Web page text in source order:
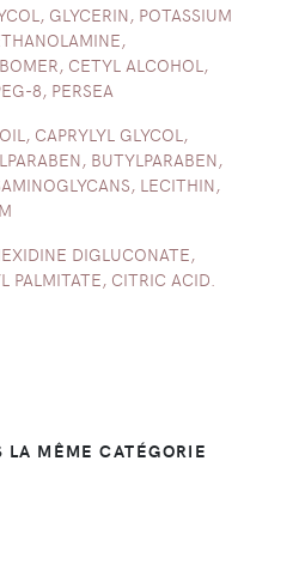
GLYCERIN, POTASSIUM
CETYL ALCOHOL,
8, PERSEA
CAPRYLYL GLYCOL,
BUTYLPARABEN,
LECITHIN,
DIGLUCONATE,
PALMITATE, CITRIC ACID.
LA MÊME CATÉGORIE